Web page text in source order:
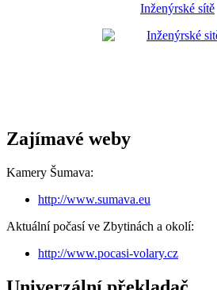
Inženýrské sítě
Zajímavé weby
Kamery Šumava:
http://www.sumava.eu
Aktuální počasí ve Zbytinách a okolí:
http://www.pocasi-volary.cz